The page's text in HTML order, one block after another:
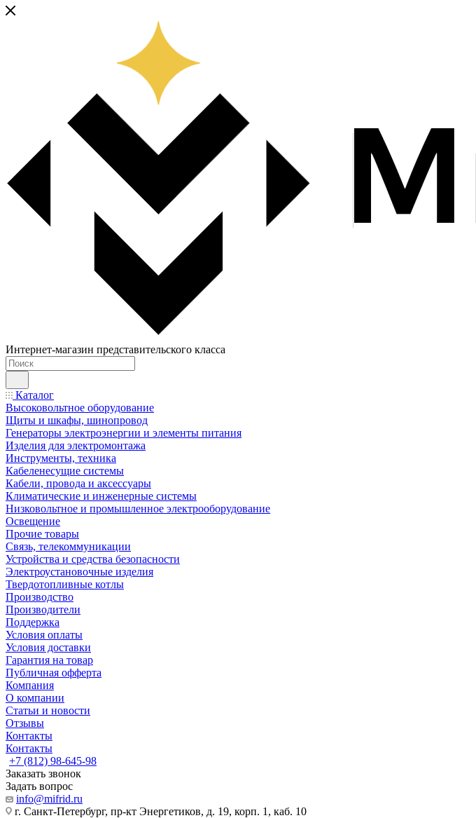
Интернет-магазин представительского класса
Каталог
Высоковольтное оборудование
Щиты и шкафы, шинопровод
Генераторы электроэнергии и элементы питания
Изделия для электромонтажа
Инструменты, техника
Кабеленесущие системы
Кабели, провода и аксессуары
Климатические и инженерные системы
Низковольтное и промышленное электрооборудование
Освещение
Прочие товары
Связь, телекоммуникации
Устройства и средства безопасности
Электроустановочные изделия
Твердотопливные котлы
Производство
Производители
Поддержка
Условия оплаты
Условия доставки
Гарантия на товар
Публичная офферта
Компания
О компании
Статьи и новости
Отзывы
Контакты
Контакты
+7 (812) 98-645-98
Заказать звонок
Задать вопрос
info@mifrid.ru
г. Санкт-Петербург, пр-кт Энергетиков, д. 19, корп. 1, каб. 10